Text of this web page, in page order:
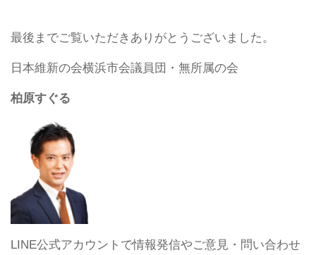
最後までご覧いただきありがとうございました。
日本維新の会横浜市会議員団・無所属の会
柏原すぐる
LINE公式アカウントで情報発信やご意見・問い合わせ